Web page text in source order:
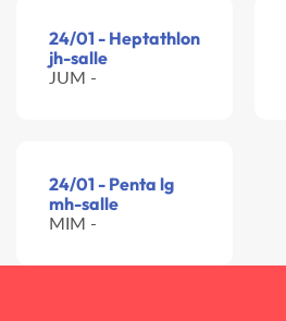
24/01 - Heptathlon
jh-salle
JUM -
24/01 - Penta lg
mh-salle
MIM -